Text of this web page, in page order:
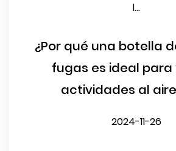
l...
¿Por qué una botella
fugas es ideal para
actividades al
2024-11-26